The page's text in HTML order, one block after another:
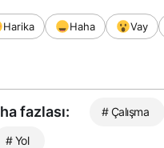
Harika Haha Vay
fazlası: # Çalışma
# Yol